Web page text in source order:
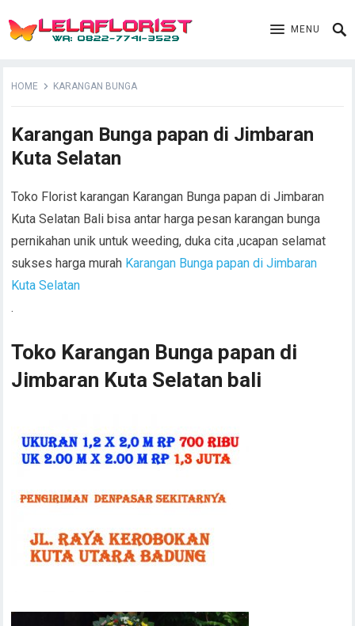
MENU
HOME KARANGAN BUNGA
Karangan Bunga papan di Jimbaran
Kuta Selatan
Toko Florist karangan Karangan Bunga papan di Jimbaran
Kuta Selatan Bali bisa antar harga pesan karangan bunga
pernikahan unik untuk weeding, duka cita ,ucapan selamat
sukses harga murah Karangan Bunga papan di Jimbaran
Kuta Selatan
.
Toko Karangan Bunga papan di
Jimbaran Kuta Selatan bali